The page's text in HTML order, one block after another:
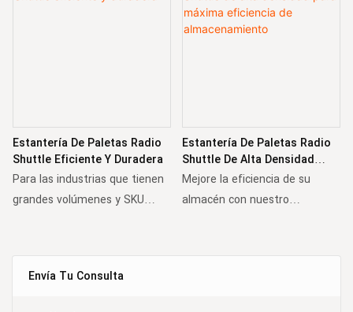
Envía Tu Consulta
Estantería De Paletas Radio
Shuttle Eficiente Y Duradera
Para las industrias que tienen
grandes volúmenes y SKU
opción y solución perfecta.
Admite la gestión de
Estantería De Paletas Radio
Shuttle De Alta Densidad
Para Máxima Eficiencia De
Almacenamiento
Mejore la eficiencia de su
almacén con nuestro
Shuttle. Este avanzado